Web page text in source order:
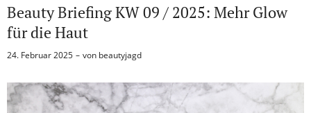
Beauty Briefing KW 09 / 2025: Mehr Glow
für die Haut
24. Februar 2025 von beautyjagd